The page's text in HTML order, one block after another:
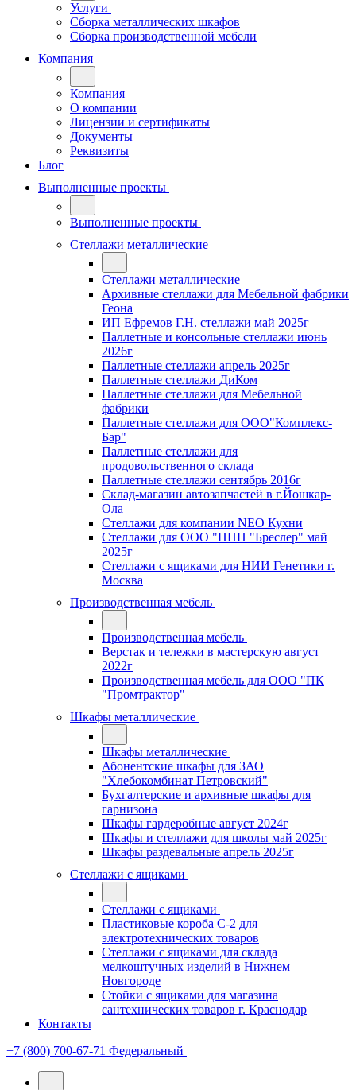
Услуги
Сборка металлических шкафов
Сборка производственной мебели
Компания
Компания
О компании
Лицензии и сертификаты
Документы
Реквизиты
Блог
Выполненные проекты
Выполненные проекты
Стеллажи металлические
Стеллажи металлические
Архивные стеллажи для Мебельной фабрики
Геона
ИП Ефремов Г.Н. стеллажи май 2025г
Паллетные и консольные стеллажи июнь
2026г
Паллетные стеллажи апрель 2025г
Паллетные стеллажи ДиКом
Паллетные стеллажи для Мебельной
фабрики
Паллетные стеллажи для ООО"Комплекс-
Бар"
Паллетные стеллажи для
продовольственного склада
Паллетные стеллажи сентябрь 2016г
Склад-магазин автозапчастей в г.Йошкар-
Ола
Стеллажи для компании NEO Кухни
Стеллажи для ООО "НПП "Бреслер" май
2025г
Стеллажи с ящиками для НИИ Генетики г.
Москва
Производственная мебель
Производственная мебель
Верстак и тележки в мастерскую август
2022г
Производственная мебель для ООО "ПК
"Промтрактор"
Шкафы металлические
Шкафы металлические
Абонентские шкафы для ЗАО
"Хлебокомбинат Петровский"
Бухгалтерские и архивные шкафы для
гарнизона
Шкафы гардеробные август 2024г
Шкафы и стеллажи для школы май 2025г
Шкафы раздевальные апрель 2025г
Стеллажи с ящиками
Стеллажи с ящиками
Пластиковые короба С-2 для
электротехнических товаров
Стеллажи с ящиками для склада
мелкоштучных изделий в Нижнем
Новгороде
Стойки с ящиками для магазина
сантехнических товаров г. Краснодар
Контакты
+7 (800) 700-67-71 Федеральный